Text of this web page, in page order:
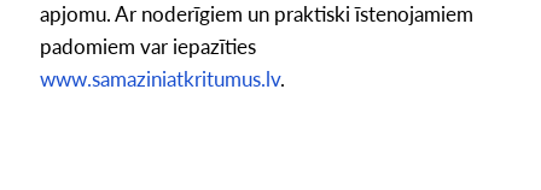
apjomu. Ar noderīgiem un praktiski īstenojamiem
padomiem var iepazīties
www.samaziniatkritumus.lv.